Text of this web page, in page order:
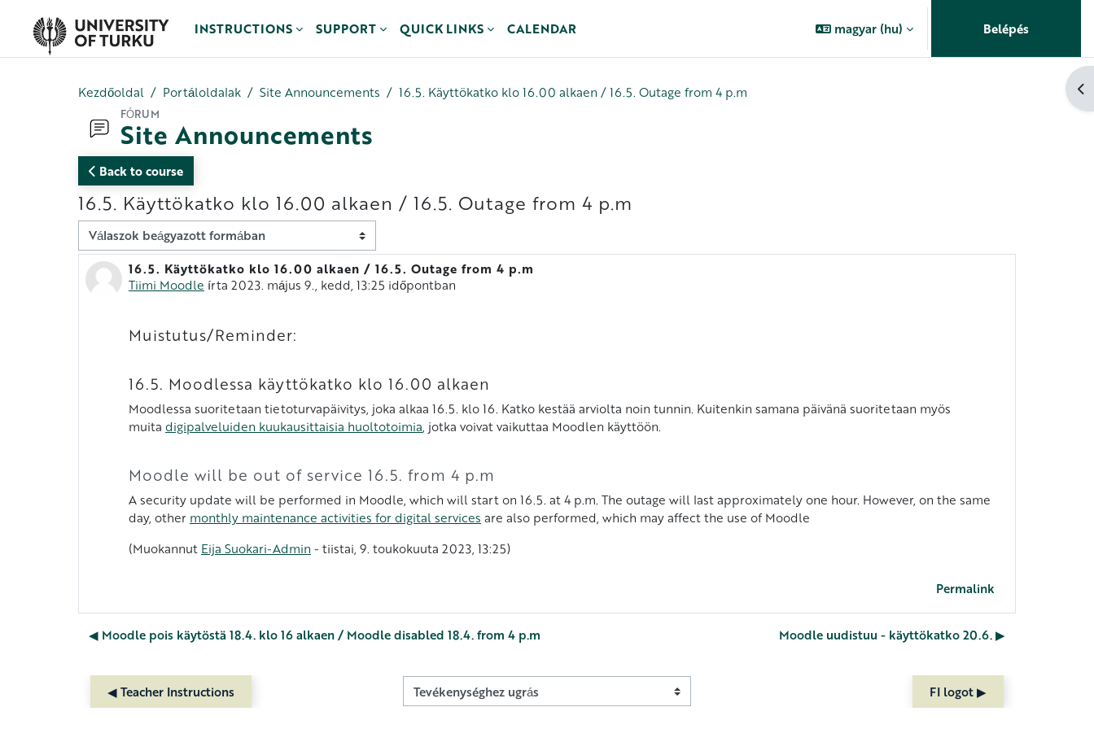
INSTRUCTIONS
SUPPORT QUICK LINKS CALENDAR magyar ‎(hu)‎ Belépés
Kezdőoldal Portáloldalak Site Announcements 16.5. Käyttökatko klo 16.00 alkaen / 16.5. Outage from 4 p.m
FÓRUM
Site Announcements
Back to course
16.5. Käyttökatko klo 16.00 alkaen / 16.5. Outage from 4 p.m
Megjelenítési mód
16.5. Käyttökatko klo 16.00 alkaen / 16.5. Outage from 4 p.m
Tiimi Moodle írta 2023. május 9., kedd, 13:25 időpontban
Válaszok szám: 0
Muistutus/Reminder:
16.5. Moodlessa käyttökatko klo 16.00 alkaen
Moodlessa suoritetaan tietoturvapäivitys, joka alkaa 16.5. klo 16. Katko kestää arviolta noin tunnin. Kuitenkin samana päivänä suoritetaan myös
muita digipalveluiden kuukausittaisia huoltotoimia, jotka voivat vaikuttaa Moodlen käyttöön.
Moodle will be out of service 16.5. from 4 p.m
A security update will be performed in Moodle, which will start on 16.5. at 4 p.m. The outage will last approximately one hour. However, on the same
day, other monthly maintenance activities for digital services are also performed, which may affect the use of Moodle
(Muokannut Eija Suokari-Admin - tiistai, 9. toukokuuta 2023, 13:25)
Permalink
◀︎ Moodle pois käytöstä 18.4. klo 16 alkaen / Moodle disabled 18.4. from 4 p.m Moodle uudistuu - käyttökatko 20.6. ▶︎
◀︎ Teacher Instructions Tevékenységhez ugrás FI logot ▶︎